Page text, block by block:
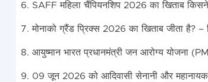
6. SAFF महिला चैंपियनशिप 2026 का खिताब
7. मोनाको ग्रैंड प्रिक्स 2026 का खिताब जीता है? –
8. आयुष्मान भारत प्रधानमंत्री जन आरोग्य योजना
9. 09 जून 2026 को आदिवासी सेनानी और महानायक